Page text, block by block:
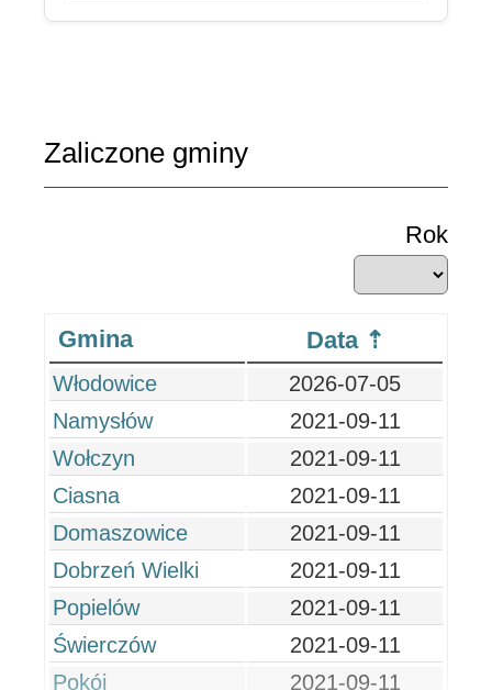
Zaliczone gminy
Rok
Gmina Data
Włodowice
2026-07-05
Namysłów
2021-09-11
Wołczyn
2021-09-11
Ciasna
2021-09-11
Domaszowice
2021-09-11
Dobrzeń Wielki
2021-09-11
Popielów
2021-09-11
Świerczów
2021-09-11
Pokój
2021-09-11